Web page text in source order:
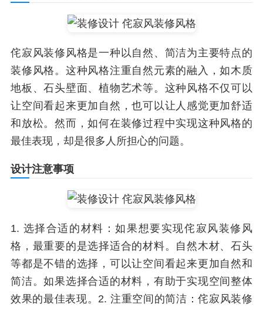
侘寂风装修风格是一种以自然、简洁为主要特点的
装修风格。这种风格注重自然元素的融入，如木质
地板、石头壁面、植物艺术等。这种风格不仅可以
让空间看起来更加自然，也可以让人感觉更加舒适
和放松。然而，如何在装修过程中实现这种风格的
最佳表现，却是很多人所担心的问题。
设计注意事项
1. 选择合适的材料：如果想要实现侘寂风装修风
格，最重要的是选择适合的材料。自然木材、石头
等都是不错的选择，可以让空间看起来更加自然和
简洁。如果选择合适的材料，有助于实现空间整体
效果的最佳表现。2. 注重空间的简洁：侘寂风装修